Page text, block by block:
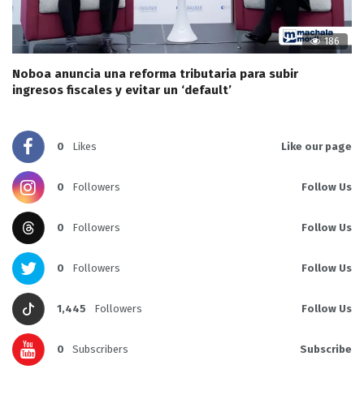
186
Noboa anuncia una reforma tributaria para subir
ingresos fiscales y evitar un ‘default’
0 Likes Like our page
0 Followers Follow Us
0 Followers Follow Us
0 Followers Follow Us
1,445 Followers Follow Us
0 Subscribers Subscribe